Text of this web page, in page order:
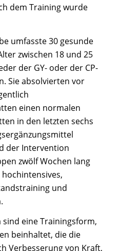
dem Training wurde
umfasste 30 gesunde
zwischen 18 und 25
der GY- oder der CP-
Sie absolvierten vor
einen normalen
in den letzten sechs
der Intervention
zwölf Wochen lang
und
eine Trainingsform,
beinhaltet, die die
Verbesserung von Kraft,